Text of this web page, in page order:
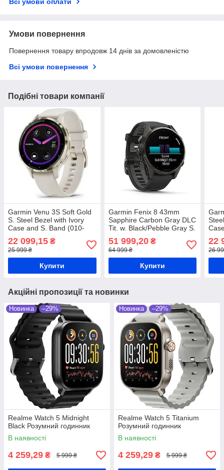
Умови повернення
Повернення товару впродовж 14 днів за домовленістю
Всі умови повернення
Подібні товари компанії
Garmin Venu 3S Soft Gold
S. Steel Bezel with Ivory
Case and S. Band (010-
02785-04/54) Розумний
годинник
22 099,15 ₴
25 999 ₴
Купити
Garmin Fenix 8 43mm
Sapphire Carbon Gray DLC
Tit. w. Black/Pebble Gray S.
Band 010-02903-20/21
Розумний годинник
51 999,20₴
64 999 ₴
Купити
22
26
Акційні пропозиції та новинки
Новинка –29%
Realme Watch 5 Midnight
Black Розумний годинник
В наявності
4 259,29 ₴ 5 999 ₴
Новинка –29%
Realme Watch 5 Titanium
Розумний годинник
В наявності
4 259,29 ₴ 5 999 ₴